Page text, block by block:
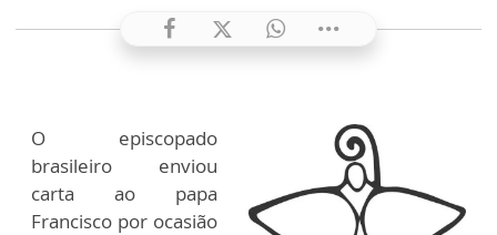
O episcopado
brasileiro enviou
carta ao papa
Francisco por ocasião